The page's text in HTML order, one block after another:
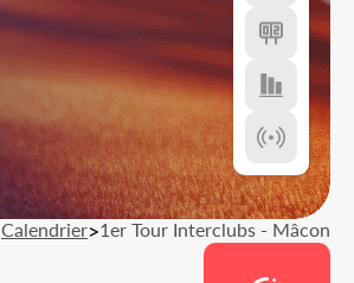
Calendrier>1er Tour Interclubs - Mâcon